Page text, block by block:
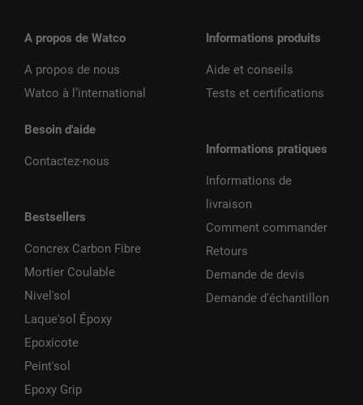
A propos de Watco
A propos de nous
Watco à l’international
Besoin d'aide
Contactez-nous
Bestsellers
Concrex Carbon Fibre
Mortier Coulable
Nivel'sol
Laque'sol Époxy
Epoxicote
Peint'sol
Epoxy Grip
Informations produits
Aide et conseils
Tests et certifications
Informations pratiques
Informations de
livraison
Comment commander
Retours
Demande de devis
Demande d'échantillon